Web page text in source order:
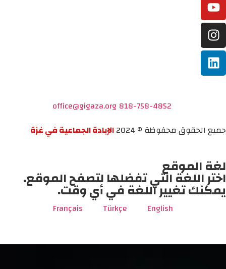
818-758-4852
office@gigaza.org
جميع الحقوق محفوظة © 2024
الإبادة الجماعية في غزة
لغة الموقع
اختر اللغة التي تفضلها لتصفح الموقع.
يمكنك تغيير اللغة في أي وقت.
English
Türkçe
Français